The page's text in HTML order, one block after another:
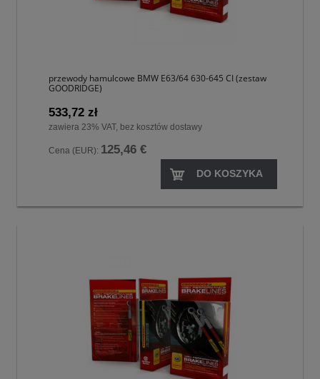
przewody hamulcowe BMW E63/64 630-645 CI (zestaw
GOODRIDGE)
533,72 zł
zawiera 23% VAT, bez kosztów dostawy
Cena (EUR): 125,46 €
DO KOSZYKA